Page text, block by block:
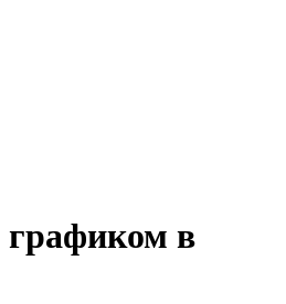
графиком в